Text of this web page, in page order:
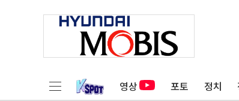
영상 포토 정치